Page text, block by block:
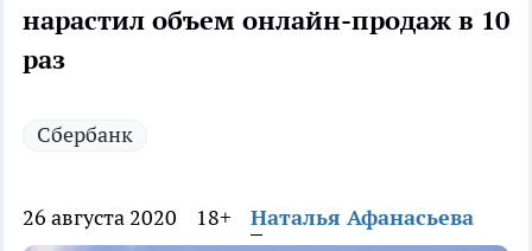
нарастил объем онлайн-продаж в 10
раз
Сбербанк
26 августа 2020 18+ Наталья Афанасьева